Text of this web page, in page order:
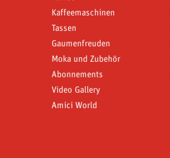
Kaffeemaschinen
Tassen
Gaumenfreuden
Moka und Zubehör
Abonnements
Video Gallery
Amici World